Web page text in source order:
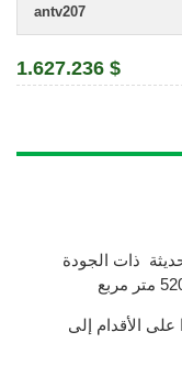
antv207
1.627.236 $
ذات الجودة
الأقدام إلى